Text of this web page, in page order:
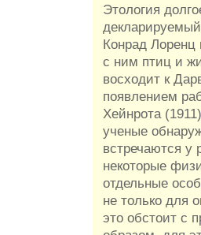
Этология
Конрад Лоренц
с ним птиц и
восходит к
появлением
Хейнрота
ученые
встречаются у
некоторые
отдельные
не только для
это обстоит с